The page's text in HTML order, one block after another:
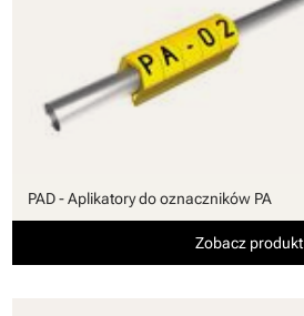
PAD - Aplikatory do oznaczników PA
Zobacz produkt